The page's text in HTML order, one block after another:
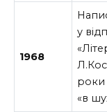
1968
у
роки
«в